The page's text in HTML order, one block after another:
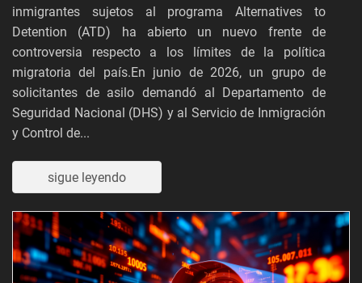
inmigrantes sujetos al programa Alternatives to
Detention (ATD) ha abierto un nuevo frente de
controversia respecto a los límites de la política
migratoria del país.En junio de 2026, un grupo de
solicitantes de asilo demandó al Departamento de
Seguridad Nacional (DHS) y al Servicio de Inmigración
y Control de...
sigue leyendo